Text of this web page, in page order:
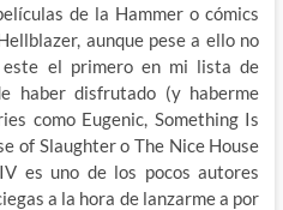
de la Hammer o cómics
aunque pese a ello no
el primero en mi lista de
haber disfrutado (y haberme
como Eugenic, Something Is
of Slaughter o The Nice House
es uno de los pocos autores
a la hora de lanzarme a por